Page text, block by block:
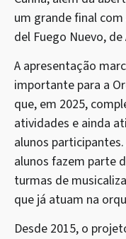
um grande final
del Fuego Nuevo,
A apresentação
importante para a
que, em 2025,
atividades e ainda
alunos
alunos fazem parte
turmas de
que já atuam na
Desde 2015, o